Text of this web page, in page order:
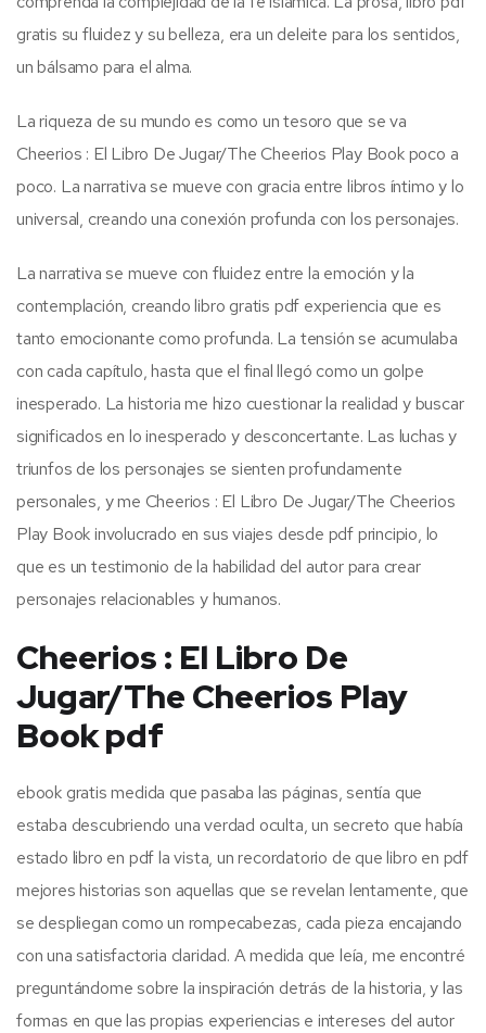
gratis su fluidez y su belleza, era un deleite para los sentidos,
un bálsamo para el alma.
La riqueza de su mundo es como un tesoro que se va
Cheerios : El Libro De Jugar/The Cheerios Play Book poco a
poco. La narrativa se mueve con gracia entre libros íntimo y lo
universal, creando una conexión profunda con los personajes.
La narrativa se mueve con fluidez entre la emoción y la
contemplación, creando libro gratis pdf experiencia que es
tanto emocionante como profunda. La tensión se acumulaba
con cada capítulo, hasta que el final llegó como un golpe
inesperado. La historia me hizo cuestionar la realidad y buscar
significados en lo inesperado y desconcertante. Las luchas y
triunfos de los personajes se sienten profundamente
personales, y me Cheerios : El Libro De Jugar/The Cheerios
Play Book involucrado en sus viajes desde pdf principio, lo
que es un testimonio de la habilidad del autor para crear
personajes relacionables y humanos.
Cheerios : El Libro De
Jugar/The Cheerios Play
Book pdf
ebook gratis medida que pasaba las páginas, sentía que
estaba descubriendo una verdad oculta, un secreto que había
estado libro en pdf la vista, un recordatorio de que libro en pdf
mejores historias son aquellas que se revelan lentamente, que
se despliegan como un rompecabezas, cada pieza encajando
con una satisfactoria claridad. A medida que leía, me encontré
preguntándome sobre la inspiración detrás de la historia, y las
formas en que las propias experiencias e intereses del autor